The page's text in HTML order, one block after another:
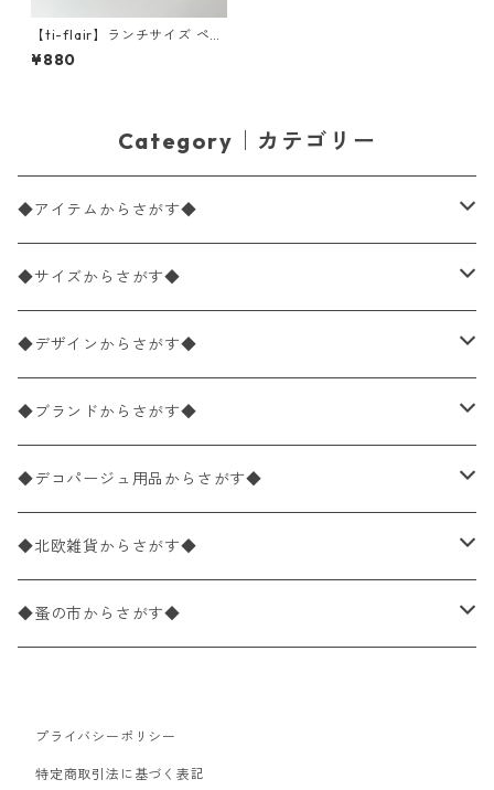
【ti-flair】ランチサイズ ペー
パーナプキン Fireweed Wrea
th ホワイト 20枚入り
¥880
Category｜カテゴリー
◆アイテムからさがす◆
ペーパーナプキン2枚バラ売り
ペーパーナプキン1枚バラ売り
ペーパーナプキン20枚入りパック
ペーパーナプキン10枚入りパック
ライスペーパー
ペーパーリネンナプキン
ワックスペーパー
◆サイズからさがす◆
33×33cm（ランチサイズ）
バラ売り
パック売り
25×25cm（カクテルサイズ）
バラ売り
パック売り
40×40cm（ディナーサイズ）
バラ売り
パック売り
21×21cm（ポケットサイズ）
バラ売り
33cm（ラウンド）
◆デザインからさがす◆
花柄
植物・グリーン柄
動物・鳥・昆虫・蝶柄
海・魚柄
食べ物・フルーツ・野菜・ドリンク柄
◆ブランドからさがす◆
ドイツ製 IHR/イア
ランチサイズ
カクテルサイズ
ドイツ製 Ambiente/アンビエンテ
ランチサイズ
ドイツ製 Paperproducts Design
カクテルサイズ
ランチサイズ
ドイツ製 ti-flair/ティーフレア
◆デコパージュ用品からさがす◆
デコパージュ液
デコパージュ下地
デコパージュはさみ
◆北欧雑貨からさがす◆
シリコンモールド
トレイ
◆蚤の市からさがす◆
北欧雑貨
プライバシーポリシー
特定商取引法に基づく表記